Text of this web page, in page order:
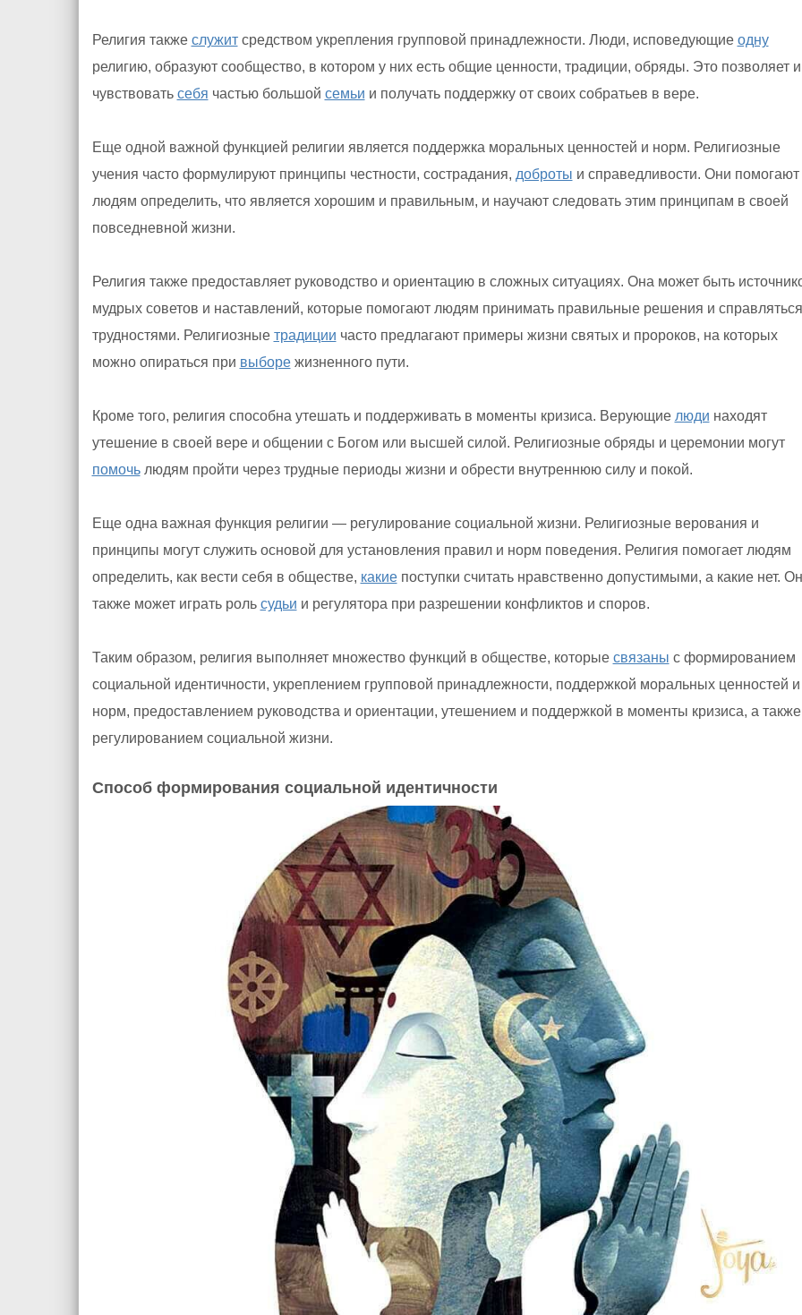
Религия также служитсредством укрепления групповой принадлежности. Люди, исповедующие одну
религию, образуют сообщество, в котором у них есть общие ценности, традиции, обряды. Это позволяет
чувствовать себя частью большой семьи и получать поддержку от своих собратьев в вере.
Еще одной важной функцией религии является поддержка моральных ценностей и норм. Религиозные
учения часто формулируют принципы честности, сострадания, доброты и справедливости. Они помогают
людям определить, что является хорошим и правильным, и научают следовать этим принципам в своей
повседневной жизни.
Религия также предоставляет руководство и ориентацию в сложных ситуациях. Она может быть
мудрых советов и наставлений, которые помогают людям принимать правильные решения и
трудностями. Религиозные традиции часто предлагают примеры жизни святых и пророков, на которых
можно опираться при выборежизненного пути.
Кроме того, религия способна утешать и поддерживать в моменты кризиса. Верующие люди находят
утешение в своей вере и общении с Богом или высшей силой. Религиозные обряды и церемонии могут
помочьлюдям пройти через трудные периоды жизни и обрести внутреннюю силу и покой.
Еще одна важная функция религии — регулирование социальной жизни. Религиозные верования и
принципы могут служить основой для установления правил и норм поведения. Религия помогает людям
определить, как вести себя в обществе, какиепоступки считать нравственно допустимыми, а какие нет.
также может играть роль судьи и регулятора при разрешении конфликтов и споров.
Таким образом, религия выполняет множество функций в обществе, которые связаны с формированием
социальной идентичности, укреплением групповой принадлежности, поддержкой моральных ценностей и
норм, предоставлением руководства и ориентации, утешением и поддержкой в моменты кризиса, а также
регулированием социальной жизни.
Способ формирования социальной идентичности